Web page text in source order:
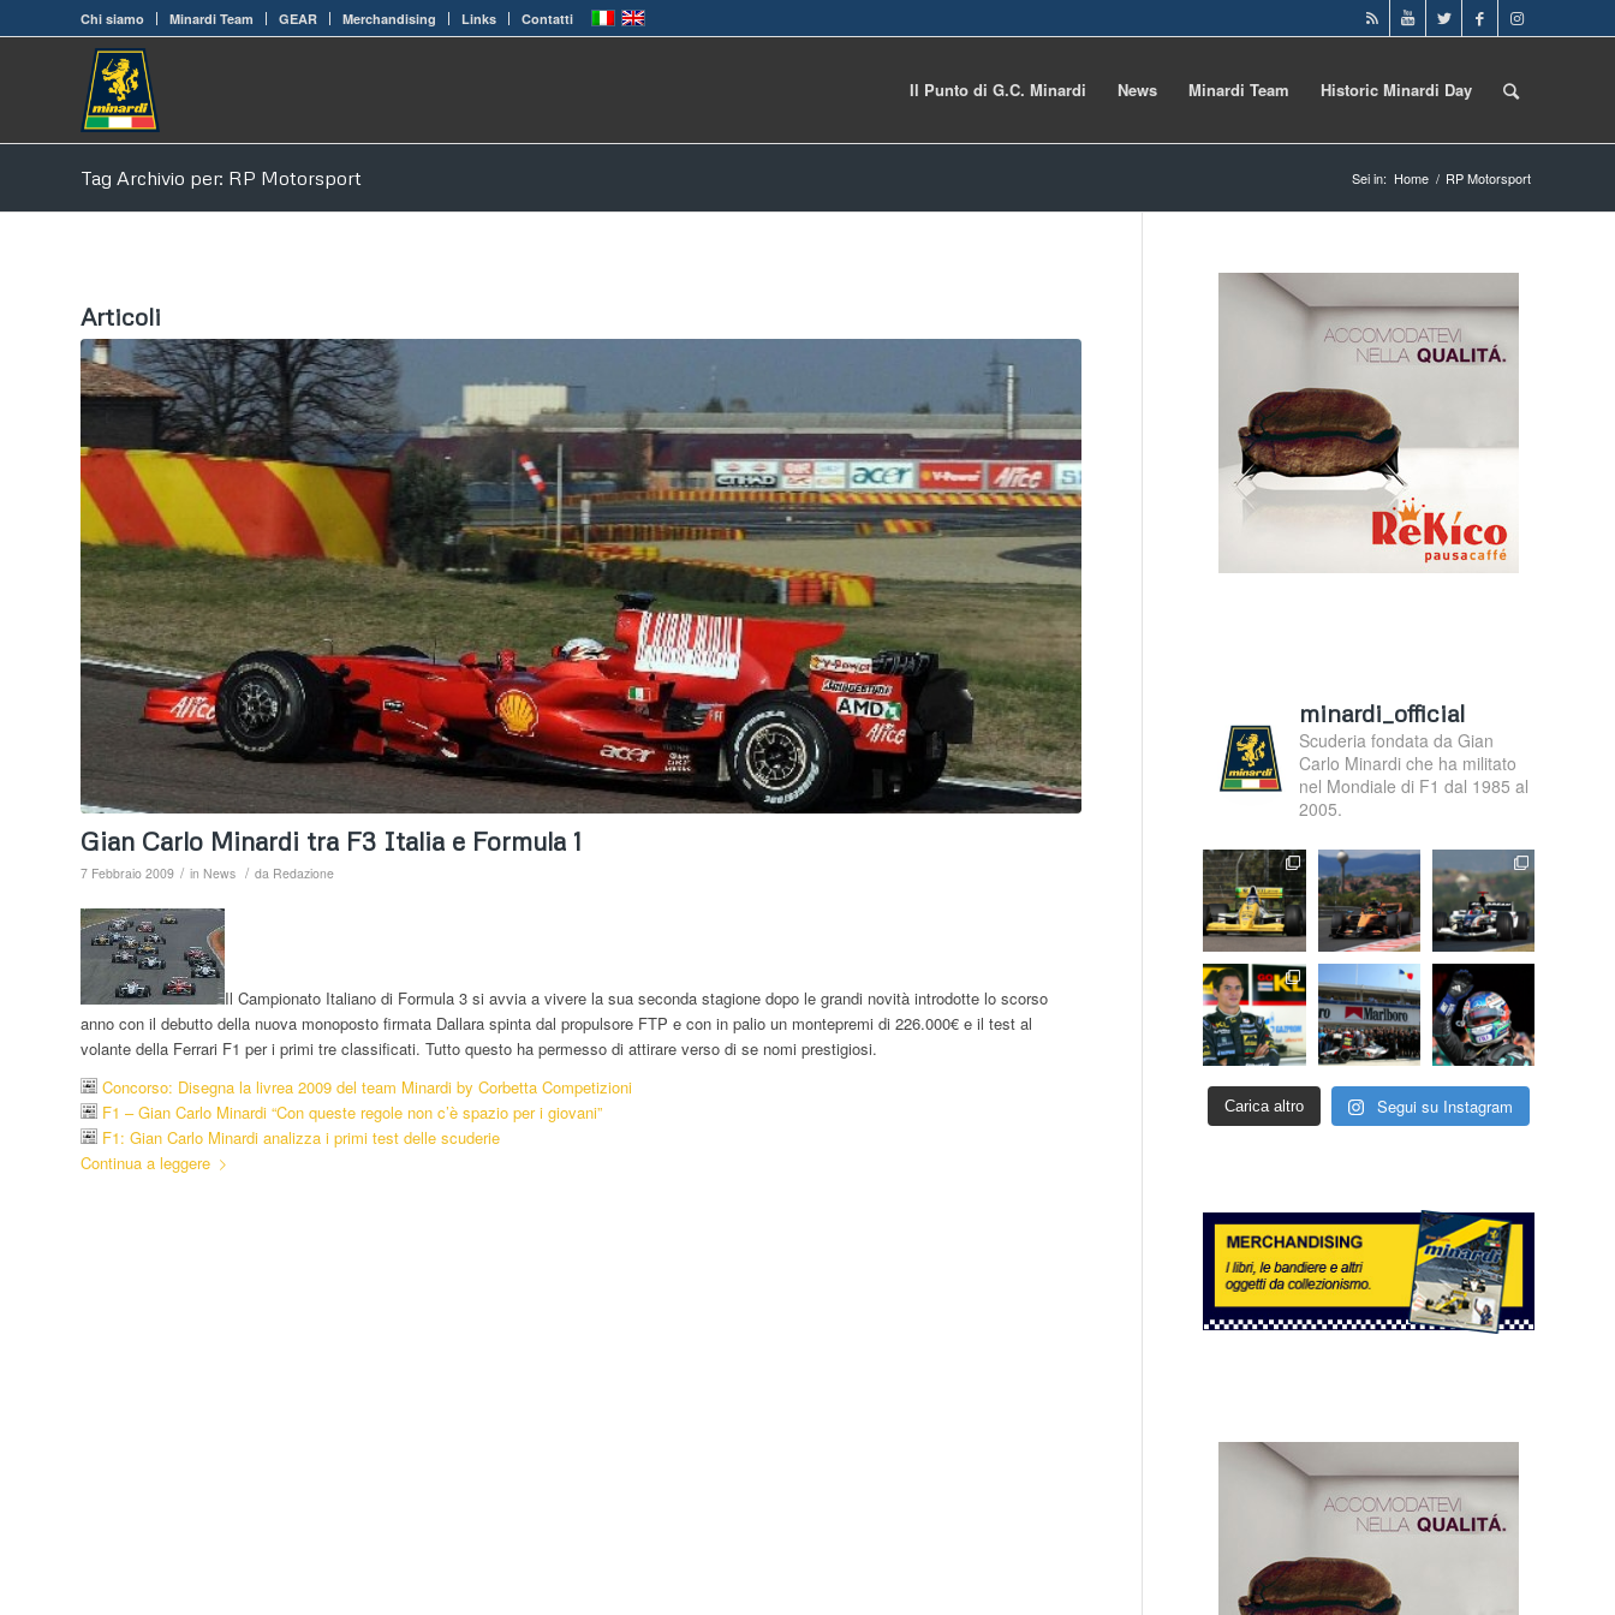
Chi siamo Minardi Team GEAR Merchandising Links Contatti
Il Punto di G.C. Minardi News Minardi Team Historic Minardi Day
Tag Archivio per: RP Motorsport Sei in: Home / RP Motorsport
Articoli
Gian Carlo Minardi tra F3 Italia e Formula 1
7 Febbraio 2009 / in News / da Redazione
Il Campionato Italiano di Formula 3 si avvia a vivere la sua seconda stagione dopo le grandi novità introdotte lo scorso
anno con il debutto della nuova monoposto firmata Dallara spinta dal propulsore FTP e con in palio un montepremi di 226.000€ e il test al
volante della Ferrari F1 per i primi tre classificati. Tutto questo ha permesso di attirare verso di se nomi prestigiosi.
Concorso: Disegna la livrea 2009 del team Minardi by Corbetta Competizioni
F1 – Gian Carlo Minardi “Con queste regole non c’è spazio per i giovani”
F1: Gian Carlo Minardi analizza i primi test delle scuderie
Continua a leggere
minardi_official
Scuderia fondata da Gian
Carlo Minardi che ha militato
nel Mondiale di F1 dal 1985 al
2005.
Carica altro Segui su Instagram